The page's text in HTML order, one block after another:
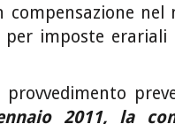
nel
per imposte
provvedimento
2011, la